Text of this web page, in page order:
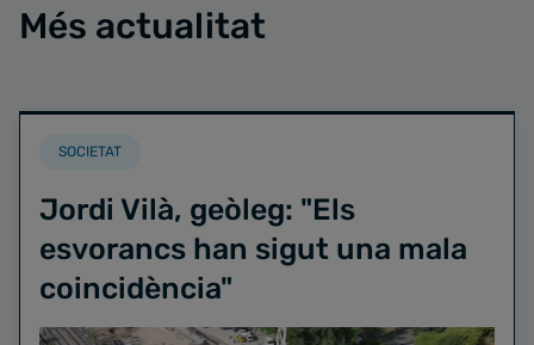
Més actualitat
SOCIETAT
Jordi Vilà, geòleg: "Els
esvorancs han sigut una mala
coincidència"